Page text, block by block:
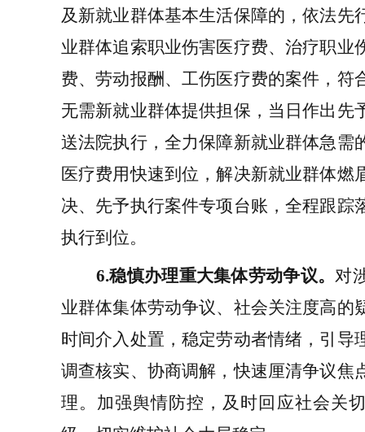
及 新就业群体基本生活保障的，依法先
业群体追索职业伤害医疗费、治疗职业
费、劳动报酬、工伤医疗费的案件，符
无需新就业群体提供担保，当日作出先
送法院执行，全力保障新就业群体急需
医疗费用快速到位，解决新就业群体燃
决、先予执行案件专项台账，全程跟踪
执行到位。
6.稳慎办理重大集体劳动争议。 对
业群体集体劳动争议、社会关注度高的
时间介入处置，稳定劳动者情绪，引导
调查核实、协商调解，快速厘清争议焦
理。加强舆情防控，及时回应社会关